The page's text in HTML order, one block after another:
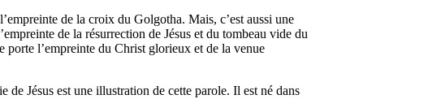
de la croix du Golgotha. Mais, c’est aussi une
de la résurrection de Jésus et du tombeau vide du
porte l’empreinte du Christ glorieux et de la venue
de Jésus est une illustration de cette parole. Il est né dans